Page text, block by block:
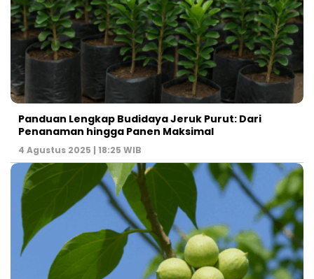
Panduan Lengkap Budidaya Jeruk Purut: Dari
Penanaman hingga Panen Maksimal
4 Agustus 2025 | 18:25 WIB